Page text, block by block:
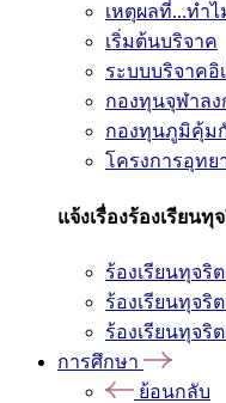
เหตุผลที่...ทำ
เริ่มต้นบริจาค
ระบบบริจาคอิ
กองทุนจุฬาล
กองทุนภูมิคุ้ม
โครงการอุทย
แจ้งเรื่องร้องเรียนทุ
ร้องเรียนทุจริ
ร้องเรียนทุจริ
ร้องเรียนทุจริ
การศึกษา
ย้อนกลับ